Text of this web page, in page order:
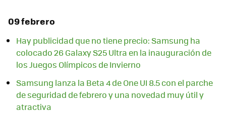
09 febrero
Hay publicidad que no tiene precio: Samsung ha
colocado 26 Galaxy S25 Ultra en la inauguración de
los Juegos Olímpicos de Invierno
Samsung lanza la Beta 4 de One UI 8.5 con el parche
de seguridad de febrero y una novedad muy útil y
atractiva